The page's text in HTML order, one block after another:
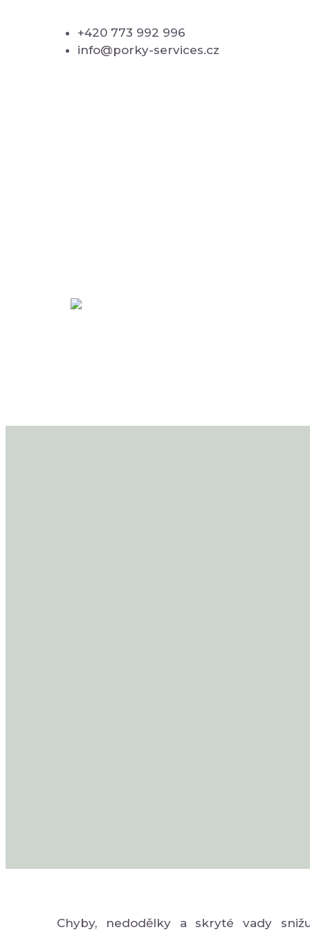
+420 773 992 996
info@porky-services.cz
Chyby, nedodělky a skryté vady